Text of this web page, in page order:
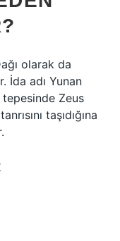
olarak da
İda adı Yunan
Zeus
taşıdığına